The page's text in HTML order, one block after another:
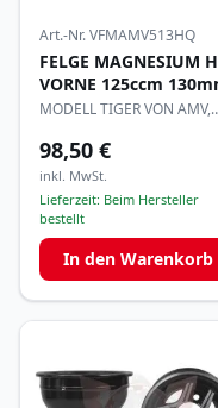
Art.-Nr.VFMAMV513HQ
FELGE MAGNESIUM
VORNE 125ccm
MODELL TIGER VON AMV,
98,50 €
inkl. MwSt.
Lieferzeit: Beim Hersteller
bestellt
In den Warenkorb